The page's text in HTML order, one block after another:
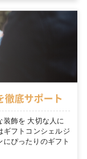
徹底サポート
飾を 大切な人に
フトコンシェルジ
ぴったりのギフト